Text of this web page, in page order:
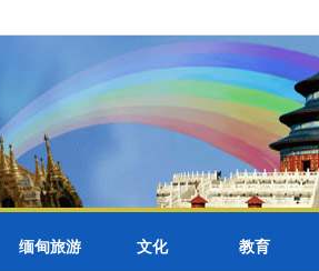
缅甸旅游 文化 教育